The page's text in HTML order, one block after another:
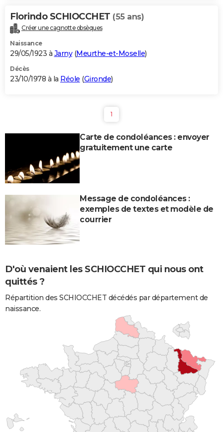
Florindo SCHIOCCHET (55 ans)
Créer une cagnotte obsèques
Naissance
29/05/1923 à Jarny(Meurthe-et-Moselle)
Décès
23/10/1978 à la Réole (Gironde)
1
Carte de condoléances : envoyer
gratuitement une carte
Message de condoléances :
exemples de textes et modèle de
courrier
D'où venaient les SCHIOCCHET qui nous ont
quittés ?
Répartition des SCHIOCCHET décédés par département de
naissance.